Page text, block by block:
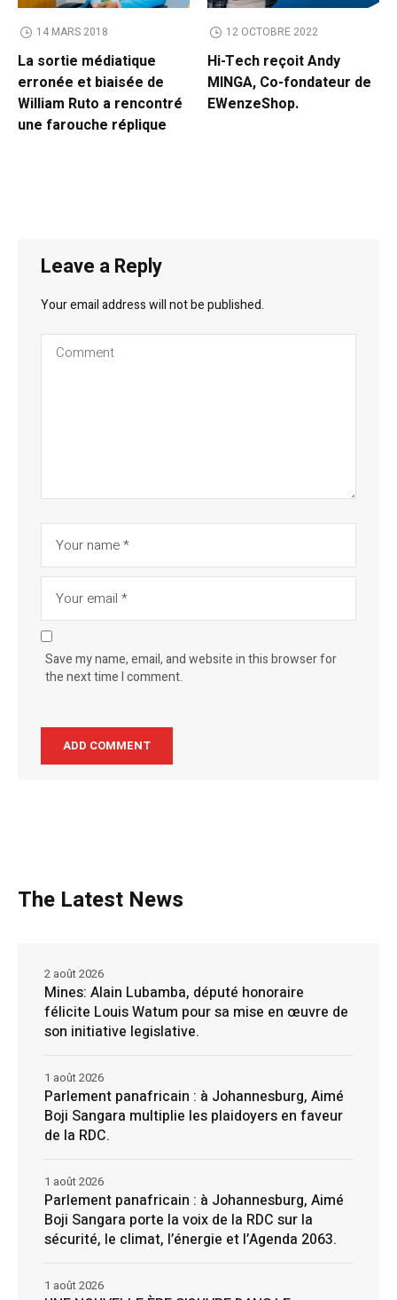
14 MARS 2018
La sortie médiatique
erronée et biaisée de
William Ruto a rencontré
une farouche réplique
12 OCTOBRE 2022
Hi-Tech reçoit Andy
MINGA, Co-fondateur de
EWenzeShop.
Leave a Reply
Your email address will not be published.
Save my name, email, and website in this browser for
the next time I comment.
The Latest News
Mines: Alain Lubamba, député honoraire
félicite Louis Watum pour sa mise en œuvre de
son initiative legislative.
2 août 2026
Parlement panafricain : à Johannesburg, Aimé
Boji Sangara multiplie les plaidoyers en faveur
de la RDC.
1 août 2026
Parlement panafricain : à Johannesburg, Aimé
Boji Sangara porte la voix de la RDC sur la
sécurité, le climat, l’énergie et l’Agenda 2063.
1 août 2026
1 août 2026